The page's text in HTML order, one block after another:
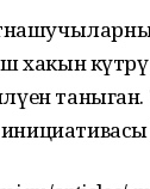
хакын
таныган.